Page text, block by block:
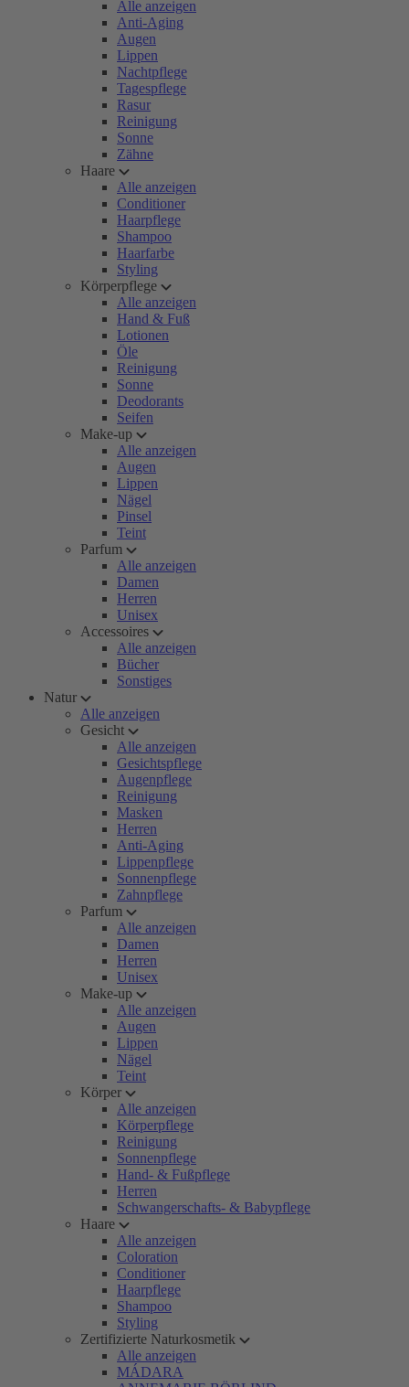
Alle anzeigen
Anti-Aging
Augen
Lippen
Nachtpflege
Tagespflege
Rasur
Reinigung
Sonne
Zähne
Haare
Alle anzeigen
Conditioner
Haarpflege
Shampoo
Haarfarbe
Styling
Körperpflege
Alle anzeigen
Hand & Fuß
Lotionen
Öle
Reinigung
Sonne
Deodorants
Seifen
Make-up
Alle anzeigen
Augen
Lippen
Nägel
Pinsel
Teint
Parfum
Alle anzeigen
Damen
Herren
Unisex
Accessoires
Alle anzeigen
Bücher
Sonstiges
Natur
Alle anzeigen
Gesicht
Alle anzeigen
Gesichtspflege
Augenpflege
Reinigung
Masken
Herren
Anti-Aging
Lippenpflege
Sonnenpflege
Zahnpflege
Parfum
Alle anzeigen
Damen
Herren
Unisex
Make-up
Alle anzeigen
Augen
Lippen
Nägel
Teint
Körper
Alle anzeigen
Körperpflege
Reinigung
Sonnenpflege
Hand- & Fußpflege
Herren
Schwangerschafts- & Babypflege
Haare
Alle anzeigen
Coloration
Conditioner
Haarpflege
Shampoo
Styling
Zertifizierte Naturkosmetik
Alle anzeigen
MÁDARA